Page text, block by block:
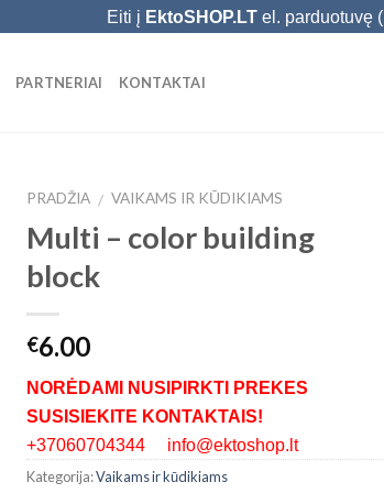
Eiti į EktoSHOP.LT el. parduotuvę (
PARTNERIAI KONTAKTAI
PRADŽIA / VAIKAMS IR KŪDIKIAMS
Multi – color building
block
€6.00
NORĖDAMI NUSIPIRKTI PREKES
SUSISIEKITE KONTAKTAIS!
+37060704344 info@ektoshop.lt
Kategorija:Vaikams ir kūdikiams